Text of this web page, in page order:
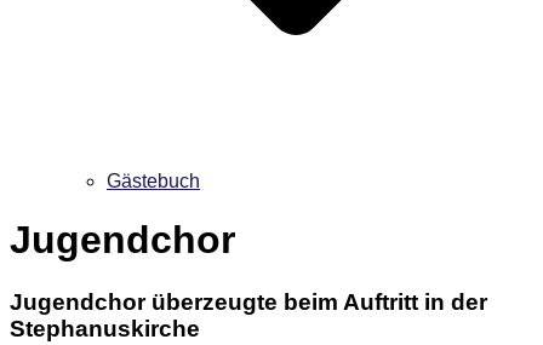
Gästebuch
Jugendchor
Jugendchor überzeugte beim Auftritt in der
Stephanuskirche